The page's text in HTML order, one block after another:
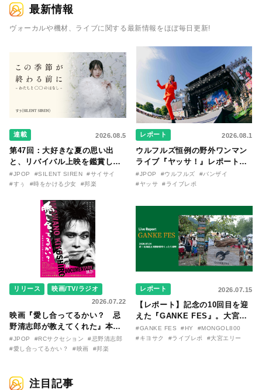
最新情報
ヴォーカルや機材、ライブに関する最新情報をほぼ毎日更新!
連載 2026.08.5
第47回：大好きな夏の思い出
と、リバイバル上映を鑑賞した
『時をかける少女』のおはなし
〜SILENT SIREN・すぅ『この
〇のはなし〜』
#JPOP #SILENT SIREN
#サイサイ
#すぅ
#時をかける少女 #邦楽
レポート 2026.08.1
ウルフルズ恒例の野外ワンマン
ライブ『ヤッサ！』レポート！
リリースから30年を迎えたアル
バム『バンザイ』完全再現に、
た日。
#JPOP #ウルフルズ
#バンザイ
#ヤッサ
#ライブレポ
リリース
映画/TV/ラジオ
2026.07.22
映画『愛し合ってるかい？ 忌
野清志郎が教えてくれた』本予
告映像とキービジュアルがつい
に解禁！ キヨシロー関連商品も
#JPOP #RCサクセション
#忌野清志郎
#愛し合ってるかい？
#映画 #邦楽
レポート 2026.07.15
【レポート】記念の10回目を迎
えた『GANKE FES』。大宮エ
リー作『アイヌの神々の崖』を
前に、キヨサク
#GANKE FES #HY
#MONGOL800
#キヨサク
#ライブレポ #大宮エリー
注目記事